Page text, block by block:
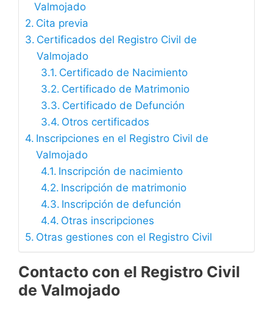
Valmojado
Cita previa
Certificados del Registro Civil de
Valmojado
Certificado de Nacimiento
Certificado de Matrimonio
Certificado de Defunción
Otros certificados
Inscripciones en el Registro Civil de
Valmojado
Inscripción de nacimiento
Inscripción de matrimonio
Inscripción de defunción
Otras inscripciones
Otras gestiones con el Registro Civil
Contacto con el Registro Civil
de Valmojado